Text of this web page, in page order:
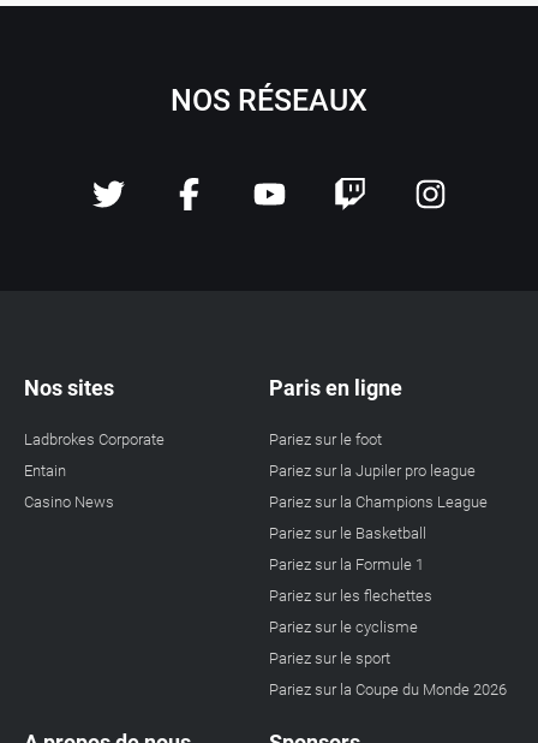
NOS RÉSEAUX
Nos sites
Ladbrokes Corporate
Entain
Casino News
Paris en ligne
Pariez sur le foot
Pariez sur la Jupiler pro league
Pariez sur la Champions League
Pariez sur le Basketball
Pariez sur la Formule 1
Pariez sur les flechettes
Pariez sur le cyclisme
Pariez sur le sport
Pariez sur la Coupe du Monde 2026